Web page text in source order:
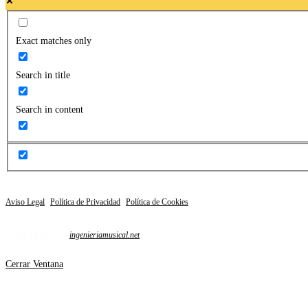
Exact matches only
Search in title
Search in content
Aviso Legal Política de Privacidad Política de Cookies
ingenieriamusical.net
Cerrar Ventana